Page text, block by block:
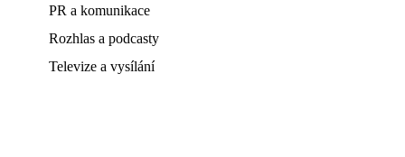
PR a komunikace
Rozhlas a podcasty
Televize a vysílání